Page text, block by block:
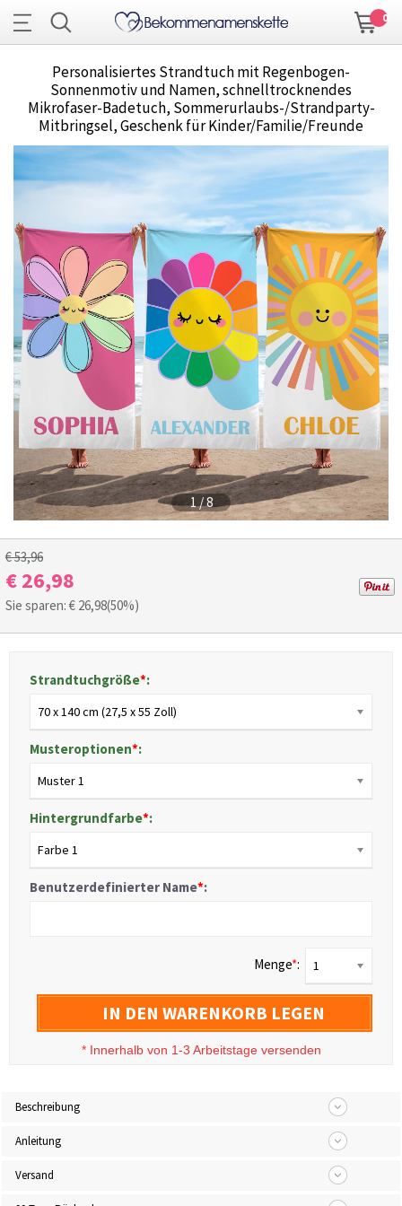
0
Personalisiertes Strandtuch mit Regenbogen-
Sonnenmotiv und Namen, schnelltrocknendes
Mikrofaser-Badetuch, Sommerurlaubs-/Strandparty-
Mitbringsel, Geschenk für Kinder/Familie/Freunde
1/8
€ 53,96
€ 26,98
Sie sparen: € 26,98(50%)
Strandtuchgröße*:
70 x 140 cm (27,5 x 55 Zoll)
Musteroptionen*:
Muster 1
Hintergrundfarbe*:
Farbe 1
Benutzerdefinierter Name*:
Menge*: 1
IN DEN WARENKORB LEGEN
* Innerhalb von 1-3 Arbeitstage versenden
Beschreibung
Anleitung
Versand